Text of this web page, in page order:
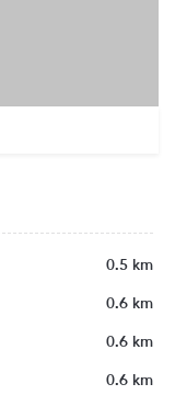
0.5 km
0.6 km
0.6 km
0.6 km